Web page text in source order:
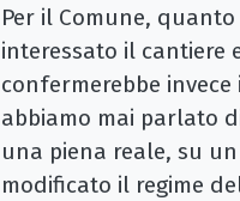
Per il Comune,
interessato il cantiere
confermerebbe
abbiamo mai parlato
una piena reale, su
modificato il regime